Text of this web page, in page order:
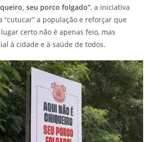
seu porco folgado”, a iniciativa
“cutucar” a população e reforçar que
certo não é apenas feio, mas
à cidade e à saúde de todos.